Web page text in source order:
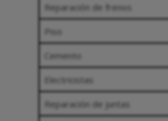
Reparación de frenos
Piso
Cemento
Electricistas
Reparación de juntas